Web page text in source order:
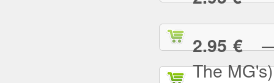
2.95 €—
The MG's)